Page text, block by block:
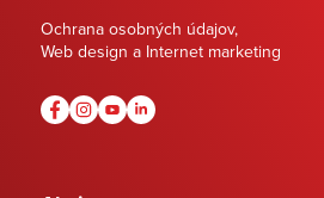
Ochrana osobných údajov,
Web design a Internet marketing